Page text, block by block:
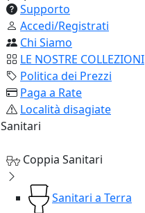
Supporto
Accedi/Registrati
Chi Siamo
LE NOSTRE COLLEZIONI
Politica dei Prezzi
Paga a Rate
Località disagiate
Sanitari
Coppia Sanitari
Sanitari a Terra